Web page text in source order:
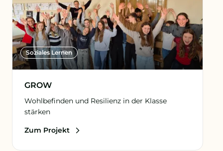
Soziales Lernen
GROW
Wohlbefinden und Resilienz in der Klasse
stärken
Zum Projekt